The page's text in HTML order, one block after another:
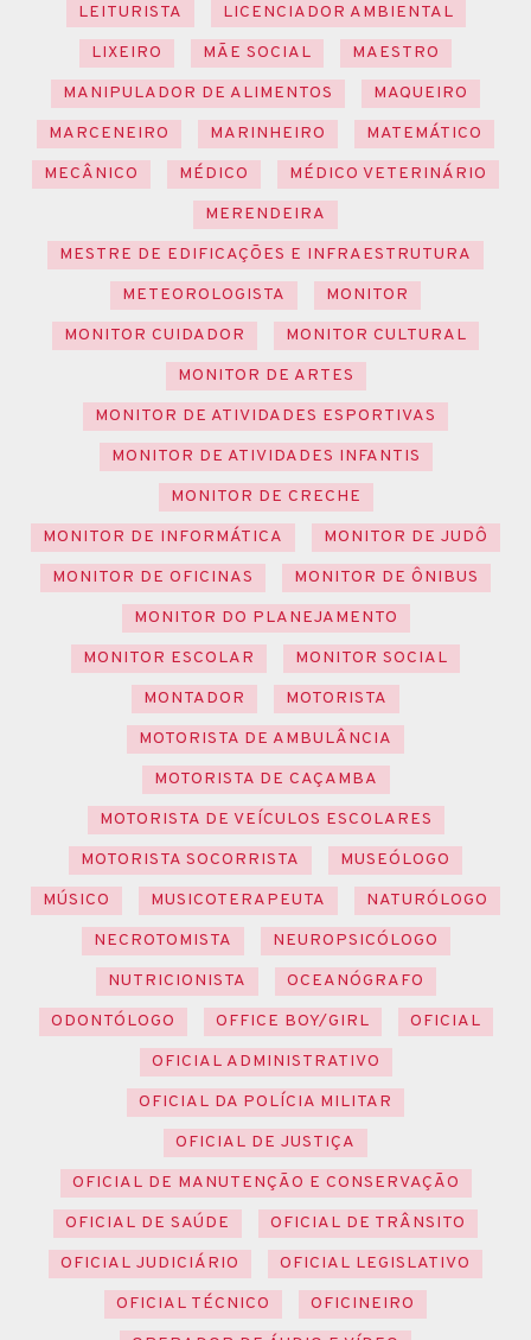
LEITURISTA
LICENCIADOR AMBIENTAL
LIXEIRO
MÃE SOCIAL
MAESTRO
MANIPULADOR DE ALIMENTOS
MAQUEIRO
MARCENEIRO
MARINHEIRO
MATEMÁTICO
MECÂNICO
MÉDICO
MÉDICO VETERINÁRIO
MERENDEIRA
MESTRE DE EDIFICAÇÕES E INFRAESTRUTURA
METEOROLOGISTA
MONITOR
MONITOR CUIDADOR
MONITOR CULTURAL
MONITOR DE ARTES
MONITOR DE ATIVIDADES ESPORTIVAS
MONITOR DE ATIVIDADES INFANTIS
MONITOR DE CRECHE
MONITOR DE INFORMÁTICA
MONITOR DE JUDÔ
MONITOR DE OFICINAS
MONITOR DE ÔNIBUS
MONITOR DO PLANEJAMENTO
MONITOR ESCOLAR
MONITOR SOCIAL
MONTADOR
MOTORISTA
MOTORISTA DE AMBULÂNCIA
MOTORISTA DE CAÇAMBA
MOTORISTA DE VEÍCULOS ESCOLARES
MOTORISTA SOCORRISTA
MUSEÓLOGO
MÚSICO
MUSICOTERAPEUTA
NATURÓLOGO
NECROTOMISTA
NEUROPSICÓLOGO
NUTRICIONISTA
OCEANÓGRAFO
ODONTÓLOGO
OFFICE BOY/GIRL
OFICIAL
OFICIAL ADMINISTRATIVO
OFICIAL DA POLÍCIA MILITAR
OFICIAL DE JUSTIÇA
OFICIAL DE MANUTENÇÃO E CONSERVAÇÃO
OFICIAL DE SAÚDE
OFICIAL DE TRÂNSITO
OFICIAL JUDICIÁRIO
OFICIAL LEGISLATIVO
OFICIAL TÉCNICO
OFICINEIRO